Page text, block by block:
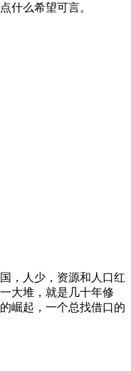
什么希望可言。
，人少，资源和人口红
大堆，就是几十年修
崛起，一个总找借口的